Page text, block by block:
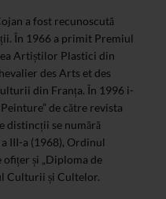
a fost recunoscută
În 1966 a primit Premiul
Artiștilor Plastici din
des Arts et des
din Franța. În 1996 i-
de către revista
distincții se numără
III-a (1968), Ordinul
și „Diploma de
Culturii și Cultelor.